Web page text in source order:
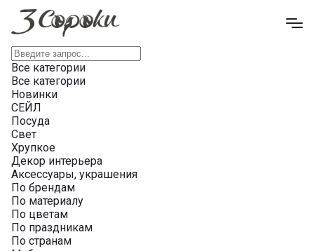
Все категории
Все категории
Новинки
СЕЙЛ
Посуда
Свет
Хрупкое
Декор интерьера
Аксессуары, украшения
По брендам
По материалу
По цветам
По праздникам
По странам